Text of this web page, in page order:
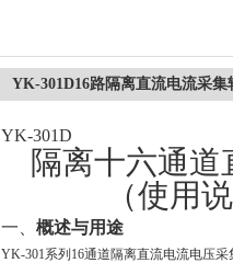
YK-301D16路隔离直流电流采
YK-301D
隔离十六通
（使用
一、 概述与用途
YK-301系列 16通道隔离直流电流电压采